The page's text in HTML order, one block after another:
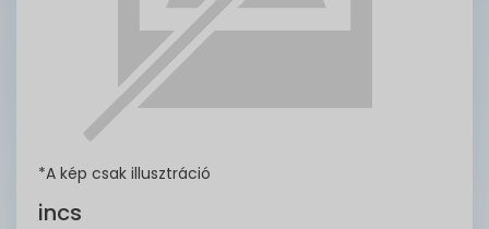
*A kép csak illusztráció
incs